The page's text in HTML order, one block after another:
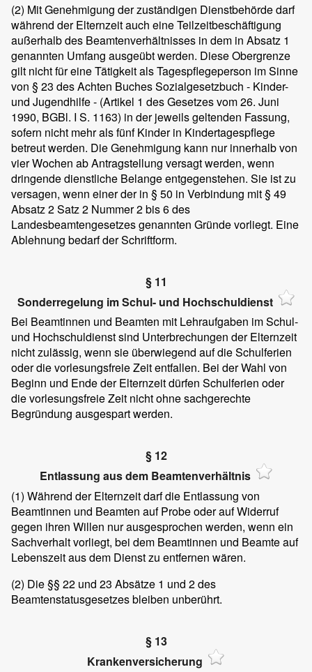
(2) Mit Genehmigung der zuständigen Dienstbehörde darf
während der Elternzeit auch eine Teilzeitbeschäftigung
außerhalb des Beamtenverhältnisses in dem in Absatz 1
genannten Umfang ausgeübt werden. Diese Obergrenze
gilt nicht für eine Tätigkeit als Tagespflegeperson im Sinne
von § 23 des Achten Buches Sozialgesetzbuch - Kinder-
und Jugendhilfe - (Artikel 1 des Gesetzes vom 26. Juni
1990, BGBl. I S. 1163) in der jeweils geltenden Fassung,
sofern nicht mehr als fünf Kinder in Kindertagespflege
betreut werden. Die Genehmigung kann nur innerhalb von
vier Wochen ab Antragstellung versagt werden, wenn
dringende dienstliche Belange entgegenstehen. Sie ist zu
versagen, wenn einer der in § 50 in Verbindung mit § 49
Absatz 2 Satz 2 Nummer 2 bis 6 des
Landesbeamtengesetzes genannten Gründe vorliegt. Eine
Ablehnung bedarf der Schriftform.
§ 11
Sonderregelung im Schul- und Hochschuldienst
Bei Beamtinnen und Beamten mit Lehraufgaben im Schul-
und Hochschuldienst sind Unterbrechungen der Elternzeit
nicht zulässig, wenn sie überwiegend auf die Schulferien
oder die vorlesungsfreie Zeit entfallen. Bei der Wahl von
Beginn und Ende der Elternzeit dürfen Schulferien oder
die vorlesungsfreie Zeit nicht ohne sachgerechte
Begründung ausgespart werden.
§ 12
Entlassung aus dem Beamtenverhältnis
(1) Während der Elternzeit darf die Entlassung von
Beamtinnen und Beamten auf Probe oder auf Widerruf
gegen ihren Willen nur ausgesprochen werden, wenn ein
Sachverhalt vorliegt, bei dem Beamtinnen und Beamte auf
Lebenszeit aus dem Dienst zu entfernen wären.
(2) Die §§ 22 und 23 Absätze 1 und 2 des
Beamtenstatusgesetzes bleiben unberührt.
§ 13
Krankenversicherung